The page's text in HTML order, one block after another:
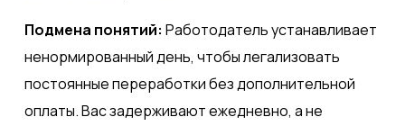
Подмена понятий: Работодатель устанавливает
ненормированный день, чтобы легализовать
постоянные переработки без дополнительной
оплаты. Вас задерживают ежедневно, а не